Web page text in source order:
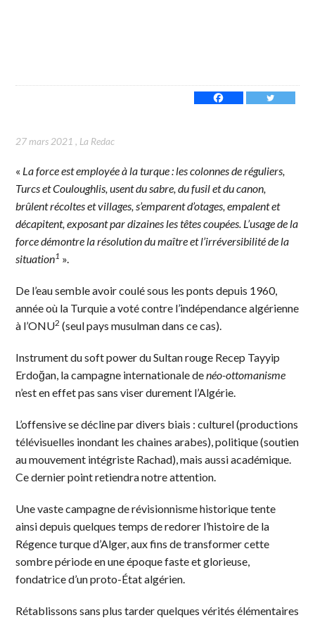
27 mars 2021 , La Redac
« La force est employée à la turque : les colonnes de réguliers,
Turcs et Couloughlis, usent du sabre, du fusil et du canon,
brûlent récoltes et villages, s’emparent d’otages, empalent et
décapitent, exposant par dizaines les têtes coupées. L’usage de la
force démontre la résolution du maître et l’irréversibilité de la
situation1 ».
De l’eau semble avoir coulé sous les ponts depuis 1960,
année où la Turquie a voté contre l’indépendance algérienne
à l’ONU2 (seul pays musulman dans ce cas).
Instrument du soft power du Sultan rouge Recep Tayyip
Erdoğan, la campagne internationale denéo-ottomanisme
n’est en effet pas sans viser durement l’Algérie.
L’offensive se décline par divers biais : culturel (productions
télévisuelles inondant les chaines arabes), politique (soutien
au mouvement intégriste Rachad), mais aussi académique.
Ce dernier point retiendra notre attention.
Une vaste campagne de révisionnisme historique tente
ainsi depuis quelques temps de redorer l’histoire de la
Régence turque d’Alger, aux fins de transformer cette
sombre période en une époque faste et glorieuse,
fondatrice d’un proto-État algérien.
Rétablissons sans plus tarder quelques vérités élémentaires